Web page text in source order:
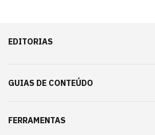
EDITORIAS
GUIAS DE CONTEÚDO
FERRAMENTAS